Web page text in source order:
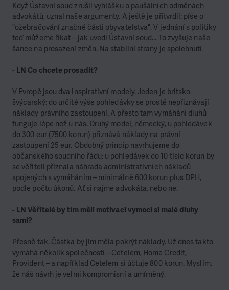
Když Ústavní soud zrušil vyhlášku o paušálních odměnách
advokátů, uznal naše argumenty. A ještě je přitvrdil: píše o
"ožebračování značné části obyvatelstva". V jednání s politiky
teď můžeme říkat – jak uvedl Ústavní soud... To zvyšuje naše
šance na prosazení změn. Na stabilní strany je spolehnutí
- LN Co chcete prosadit?
V Evropě jsou dva inspirativní modely. Jeden je britsko-
švýcarský: do určité výše pohledávky se prostě nepřiznávají
náklady právního zastoupení. A přesto tam vymáhání dluhů
funguje lépe než u nás. Druhý model, německý, u pohledávek
do 300 eur (7500 korun) přiznává náklady na právní
zastoupení 25 eur. Obdobný princip navrhujeme do
občanského soudního řádu: u pohledávek do 10 tisíc korun by
se věřiteli přiznala náhrada administrativních nákladů
spojených s vymáháním – minimálně 600 korun plus DPH,
podle počtu úkonů. Ať si najme advokáta, nebo ne.
- LN Věřitelé by tím měli motivaci vymoci si malé dluhy
sami?
Přesně tak. Částka by jim měla pokrýt náklady. Už dnes takto
vymáhá několik společností – Cetelem, Home Credit,
Provident – a například Cetelem si účtuje 800 korun. Myslím,
že náš návrh je velmi kompromisní a umírněný.